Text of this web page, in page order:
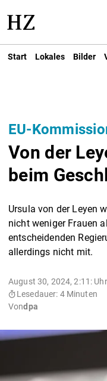
Start Lokales Bilder
EU-
Von der
beim
Ursula von der Leyen
nicht weniger Frauen
entscheidenden
allerdings nicht mit.
August 30, 2024, 2:11: Uhr
Lesedauer: 4 Minuten
Vondpa